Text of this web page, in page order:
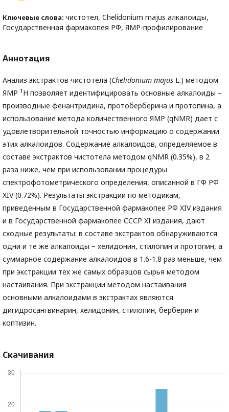
Ключевые слова: чистотел, Chelidonium majus алкалоиды,
Государственная фармакопея РФ, ЯМР-профилирование
Аннотация
Анализ экстрактов чистотела (Chelidonium majus L.) методом
ЯМР 1 H позволяет идентифицировать основные алкалоиды –
производные фенантридина, протоберберина и протопина, а
использование метода количественного ЯМР (qNMR) дает с
удовлетворительной точностью информацию о содержании
этих алкалоидов. Содержание алкалоидов, определяемое в
составе экстрактов чистотела методом qNMR (0.35%), в 2
раза ниже, чем при использовании процедуры
спектрофотометрического определения, описанной в ГФ РФ
XIV (0.72%). Результаты экстракции по методикам,
приведенным в Государственной фармакопее РФ XIV издания
и в Государственной фармакопее СССР XI издания, дают
сходные результаты: в составе экстрактов обнаруживаются
одни и те же алкалоиды – хелидонин, стилопин и протопин, а
суммарное содержание алкалоидов в 1.6-1.8 раз меньше, чем
при экстракции тех же самых образцов сырья методом
настаивания. При экстракции методом настаивания
основными алкалоидами в экстрактах являются
дигидросангвинарин, хелидонин, стилопин, берберин и
коптизин.
Скачивания